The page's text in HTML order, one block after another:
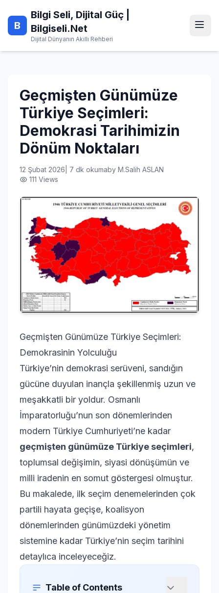
content
B
Bilgi Seli, Dijital Güç |
Bilgiseli.Net
Dijital Dünyanın Akıllı Rehberi
Geçmişten Günümüze
Türkiye Seçimleri:
Demokrasi Tarihimizin
Dönüm Noktaları
12 Şubat 2026 7 dk okumaby M.Salih ASLAN
111 Views
Geçmişten Günümüze Türkiye Seçimleri:
Demokrasinin Yolculuğu
Türkiye’nin demokrasi serüveni, sandığın
gücüne duyulan inançla şekillenmiş uzun ve
meşakkatli bir yoldur. Osmanlı
İmparatorluğu’nun son dönemlerinden
modern Türkiye Cumhuriyeti’ne kadar
geçmişten günümüze Türkiye seçimleri,
toplumsal değişimin, siyasi dönüşümün ve
milli iradenin en somut göstergesi olmuştur.
Bu makalede, ilk seçim denemelerinden çok
partili hayata geçişe, koalisyon
dönemlerinden günümüzdeki yönetim
sistemine kadar Türkiye’nin seçim tarihini
detaylıca inceleyeceğiz.
Table of Contents